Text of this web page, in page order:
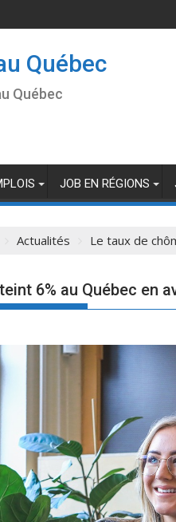
Québec
Québec
JOB EN RÉGIONS
Actualités Le taux de
6% au Québec en